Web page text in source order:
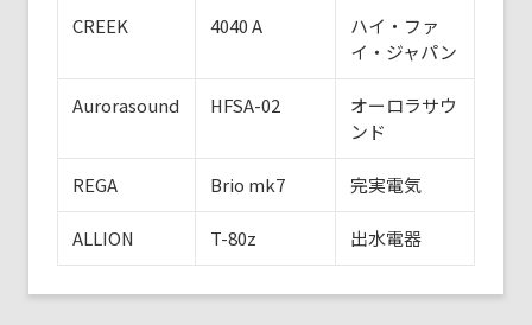
CREEK 4040 A
ハイ・ファ
イ・ジャパン
Aurorasound HFSA-02
オーロラサウ
ンド
REGA Brio mk7 完実電気
ALLION T-80z 出水電器